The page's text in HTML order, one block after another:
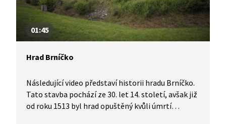
01:45
Hrad Brníčko
Následující video představí historii hradu Brníčko.
Tato stavba pochází ze 30. let 14. století, avšak již
od roku 1513 byl hrad opuštěný kvůli úmrtí